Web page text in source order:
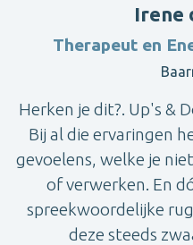
Irene
Therapeut en
Herken je dit?. Up's &
Bij al die ervaringen
gevoelens, welke je
of verwerken. En
spreekwoordelijke
deze steeds